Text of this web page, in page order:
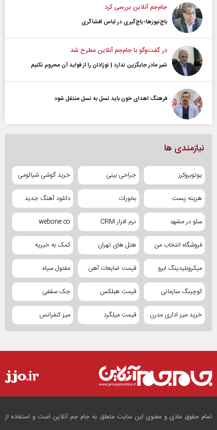
جام‌جم آنلاین بررسی کرد
باج‌نیوزها؛ باج‌گیری در لباس افشاگری
در گفت‌و‌گو با جام‌جم آنلاین مطرح شد
شیر مادر جایگزین ندارد | نوزادان را از فواید آن محروم نکنیم
فرهنگ اهدای خون باید نسل به نسل منتقل شود
نیازمندی ها
یوتوبروکرز جراحی بینی خرید گوشی شیائومی
هزینه پست بخورات دانلود آهنگ جدید
سئو در مشهد نرم افزار CRM webone.co
فروشگاه انتخاب من هتل های تهران کمک به خیریه
میکروبلیدینگ ابرو قیمت ضایعات آهن مفتول سیاه
کوچینگ سازمانی قیمت هبلکس جک سقفی
خرید میز اداری مدرن قیمت میلگرد میز کنفرانس
تمام حقوق مادی و معنوی این سایت متعلق به جام جم آنلاین است و استفاده از